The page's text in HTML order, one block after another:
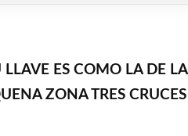
LLAVE ES COMO LA DE LA
ZONA TRES CRUCES